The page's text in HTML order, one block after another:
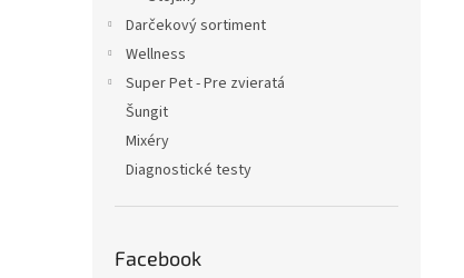
Darčekový sortiment
Wellness
Super Pet - Pre zvieratá
Šungit
Mixéry
Diagnostické testy
Facebook